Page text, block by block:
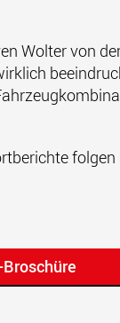
Wolter von